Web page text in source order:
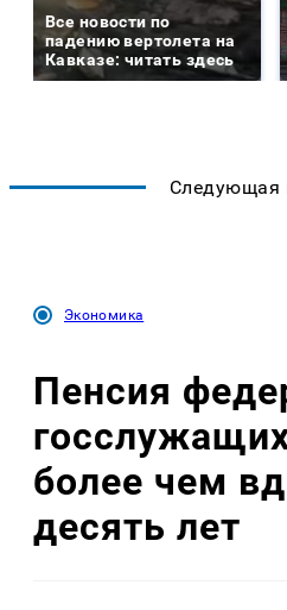
Все новости по
падению вертолета на
Кавказе: читать здесь
Следующая
Экономика
Пенсия
более чем
десять лет